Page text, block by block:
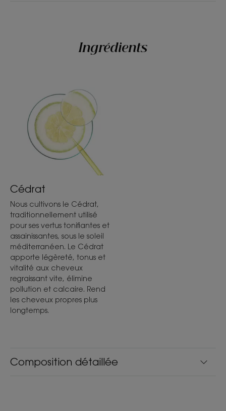
Ingrédients
Composition détaillée
Cédrat
Nous cultivons le Cédrat,
traditionnellement utilisé
pour ses vertus tonifiantes et
assainissantes, sous le soleil
méditerranéen. Le Cédrat
apporte légèreté, tonus et
vitalité aux cheveux
regraissant vite, élimine
pollution et calcaire. Rend
les cheveux propres plus
longtemps.